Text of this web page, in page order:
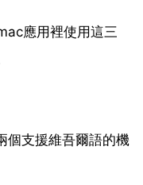
應用裡使用這三
支援維吾爾語的機